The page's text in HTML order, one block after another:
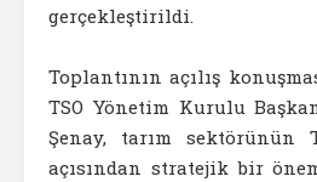
gerçekleştirildi.
Toplantının açılış
TSO Yönetim Kurulu
Şenay, tarım sektörünün
açısından stratejik bir